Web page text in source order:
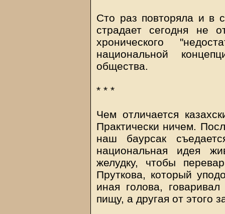
Сто раз повторяла и в
страдает сегодня не
хронического
национальной
общества.
* * *
Чем отличается
Практически ничем.
наш баурсак
национальная идея
желудку, чтобы
Пруткова, который
иная голова,
пищу, а другая от этого